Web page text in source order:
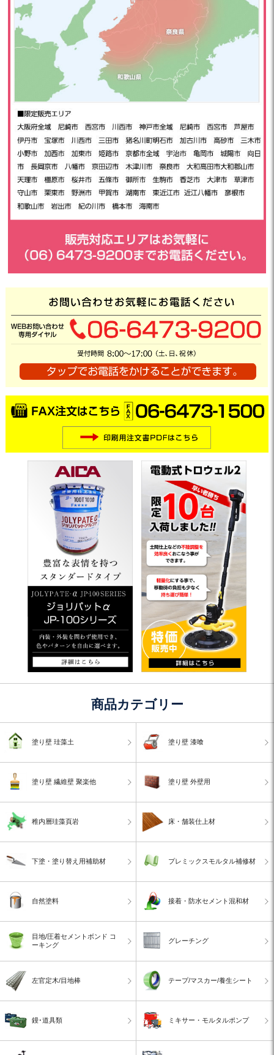
商品カテゴリー
塗り壁 珪藻土 塗り壁 漆喰
塗り壁 繊維壁 聚楽他 塗り壁 外壁用
稚内層珪藻頁岩 床・舗装仕上材
下塗・塗り替え用補助材 プレミックスモルタル補修材
自然塗料 接着・防水セメント混和材
目地/圧着セメントボンド コ
ーキング
グレーチング
左官定木/目地棒 テープ/マスカー/養生シート
鏝･道具類 ミキサー・モルタルポンプ